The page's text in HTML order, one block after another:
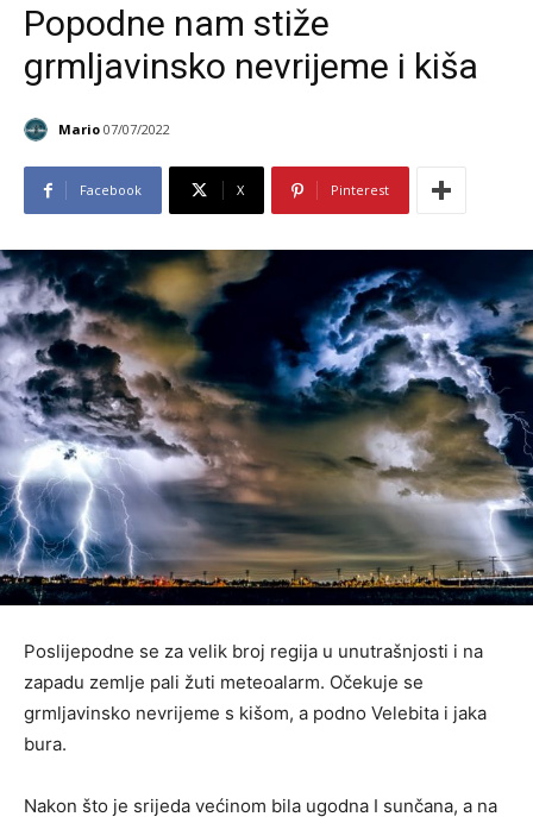
Popodne nam stiže
grmljavinsko nevrijeme i kiša
Mario 07/07/2022
Facebook X Pinterest
Poslijepodne se za velik broj regija u unutrašnjosti i na
zapadu zemlje pali žuti meteoalarm. Očekuje se
grmljavinsko nevrijeme s kišom, a podno Velebita i jaka
bura.
Nakon što je srijeda većinom bila ugodna I sunčana, a na